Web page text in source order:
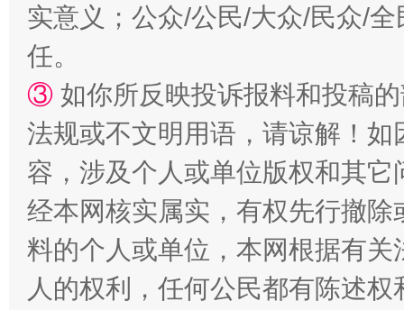
实意义；公众/公民/大众/民众/
任。
③ 如你所反映投诉报料和投稿
法规或不文明用语，请谅解！
容，涉及个人或单位版权和其它
经本网核实属实，有权先行撤
料的个人或单位，本网根据有
人的权利，任何公民都有陈述